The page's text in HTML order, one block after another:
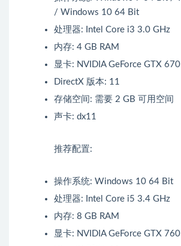
/ Windows 10 64 Bit
处理器: Intel Core i3 3.0 GHz
内存: 4 GB RAM
显卡: NVIDIA GeForce GTX 670
DirectX 版本: 11
存储空间: 需要 2 GB 可用空间
声卡: dx11
推荐配置:
操作系统: Windows 10 64 Bit
处理器: Intel Core i5 3.4 GHz
内存: 8 GB RAM
显卡: NVIDIA GeForce GTX 760